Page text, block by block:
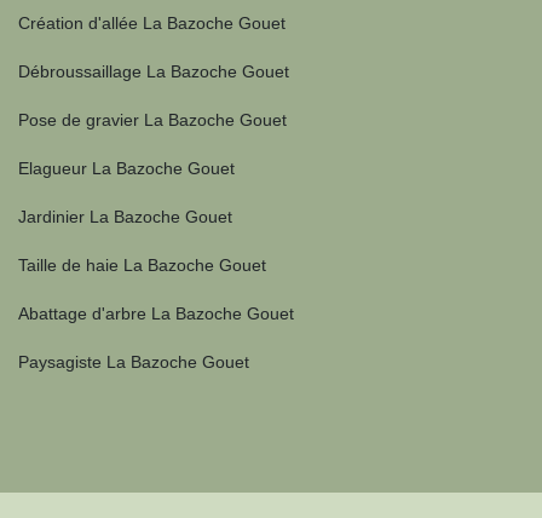
Création d'allée La Bazoche Gouet
Débroussaillage La Bazoche Gouet
Pose de gravier La Bazoche Gouet
Elagueur La Bazoche Gouet
Jardinier La Bazoche Gouet
Taille de haie La Bazoche Gouet
Abattage d'arbre La Bazoche Gouet
Paysagiste La Bazoche Gouet